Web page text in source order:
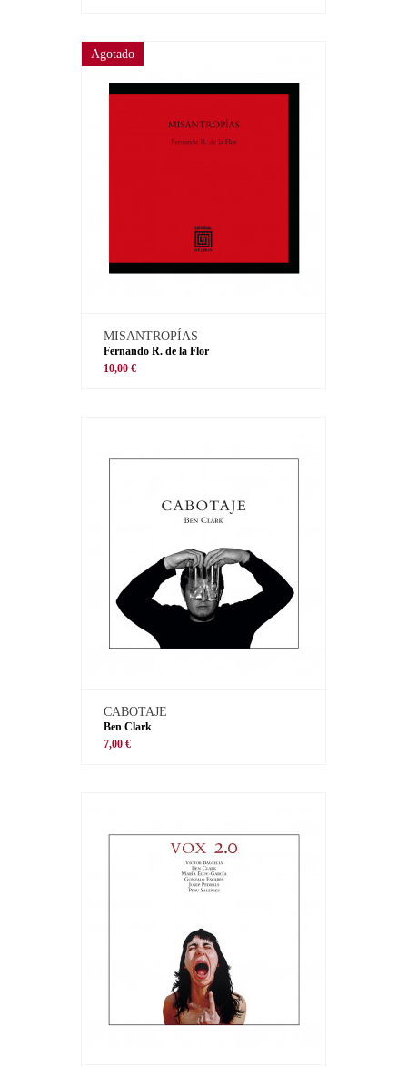
Agotado
MISANTROPÍAS
Fernando R. de la Flor
10,00 €
CABOTAJE
Ben Clark
7,00 €